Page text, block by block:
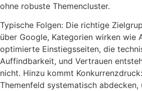
ohne robuste Themencluster.
Typische Folgen: Die richtige
über Google, Kategorien wirken wie
optimierte Einstiegsseiten, die
Auffindbarkeit, und Vertrauen
nicht. Hinzu kommt
Themenfeld systematisch abdecken,